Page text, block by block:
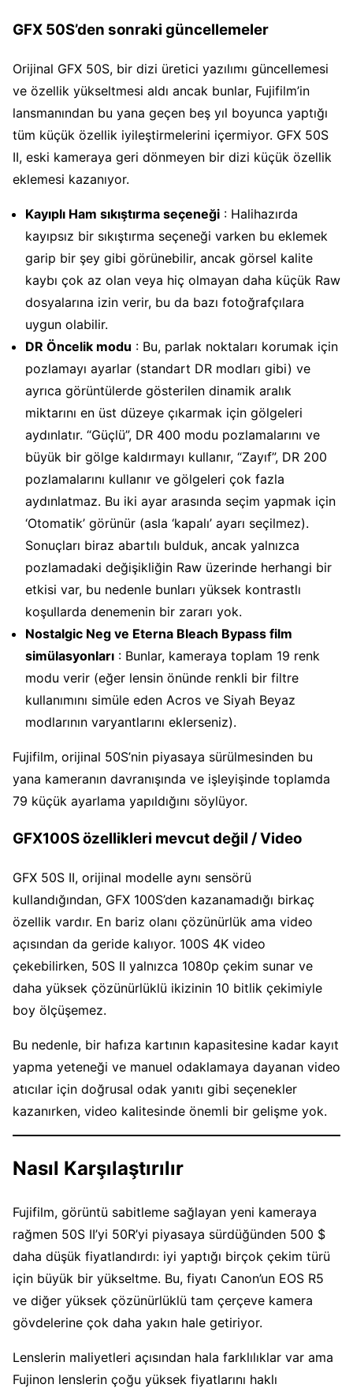
GFX 50S’den sonraki güncellemeler
Orijinal GFX 50S, bir dizi üretici yazılımı güncellemesi
ve özellik yükseltmesi aldı ancak bunlar, Fujifilm’in
lansmanından bu yana geçen beş yıl boyunca yaptığı
tüm küçük özellik iyileştirmelerini içermiyor. GFX 50S
II, eski kameraya geri dönmeyen bir dizi küçük özellik
eklemesi kazanıyor.
Kayıplı Ham sıkıştırma seçeneği : Halihazırda
kayıpsız bir sıkıştırma seçeneği varken bu eklemek
garip bir şey gibi görünebilir, ancak görsel kalite
kaybı çok az olan veya hiç olmayan daha küçük Raw
dosyalarına izin verir, bu da bazı fotoğrafçılara
uygun olabilir.
DR Öncelik modu : Bu, parlak noktaları korumak için
pozlamayı ayarlar (standart DR modları gibi) ve
ayrıca görüntülerde gösterilen dinamik aralık
miktarını en üst düzeye çıkarmak için gölgeleri
aydınlatır. “Güçlü”, DR 400 modu pozlamalarını ve
büyük bir gölge kaldırmayı kullanır, “Zayıf”, DR 200
pozlamalarını kullanır ve gölgeleri çok fazla
aydınlatmaz. Bu iki ayar arasında seçim yapmak için
‘Otomatik’ görünür (asla ‘kapalı’ ayarı seçilmez).
Sonuçları biraz abartılı bulduk, ancak yalnızca
pozlamadaki değişikliğin Raw üzerinde herhangi bir
etkisi var, bu nedenle bunları yüksek kontrastlı
koşullarda denemenin bir zararı yok.
Nostalgic Neg ve Eterna Bleach Bypass film
simülasyonları : Bunlar, kameraya toplam 19 renk
modu verir (eğer lensin önünde renkli bir filtre
kullanımını simüle eden Acros ve Siyah Beyaz
modlarının varyantlarını eklerseniz).
Fujifilm, orijinal 50S’nin piyasaya sürülmesinden bu
yana kameranın davranışında ve işleyişinde toplamda
79 küçük ayarlama yapıldığını söylüyor.
GFX100S özellikleri mevcut değil / Video
GFX 50S II, orijinal modelle aynı sensörü
kullandığından, GFX 100S’den kazanamadığı birkaç
özellik vardır. En bariz olanı çözünürlük ama video
açısından da geride kalıyor. 100S 4K video
çekebilirken, 50S II yalnızca 1080p çekim sunar ve
daha yüksek çözünürlüklü ikizinin 10 bitlik çekimiyle
boy ölçüşemez.
Bu nedenle, bir hafıza kartının kapasitesine kadar kayıt
yapma yeteneği ve manuel odaklamaya dayanan video
atıcılar için doğrusal odak yanıtı gibi seçenekler
kazanırken, video kalitesinde önemli bir gelişme yok.
Nasıl Karşılaştırılır
Fujifilm, görüntü sabitleme sağlayan yeni kameraya
rağmen 50S II’yi 50R’yi piyasaya sürdüğünden 500 $
daha düşük fiyatlandırdı: iyi yaptığı birçok çekim türü
için büyük bir yükseltme. Bu, fiyatı Canon’un EOS R5
ve diğer yüksek çözünürlüklü tam çerçeve kamera
gövdelerine çok daha yakın hale getiriyor.
Lenslerin maliyetleri açısından hala farklılıklar var ama
Fujinon lenslerin çoğu yüksek fiyatlarını haklı